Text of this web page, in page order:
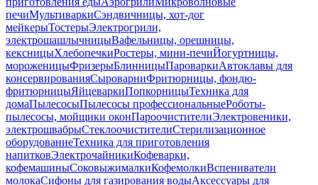
печиМультиваркиСэндвичницы, хот-дог
мейкерыТостерыЭлектрогрили,
электрошашлычницыВафельницы, орешницы,
кексницыХлебопечкиРостеры, мини-печиЙогуртницы,
мороженицыФризерыБлинницыПароваркиАвтоклавы для
консервированияСыроварниФритюрницы, фондю-
фритюрницыЯйцеваркиПопкорницыТехника для
домаПылесосыПылесосы профессиональныеРоботы-
пылесосы, мойщики оконПароочистителиЭлектровеники,
электрошвабрыСтеклоочистителиСтерилизационное
оборудованиеТехника для приготовления
напитковЭлектрочайникиКофеварки,
кофемашиныСоковыжималкиКофемолкиВспениватели
молокаСифоны для газирования водыАксессуары для